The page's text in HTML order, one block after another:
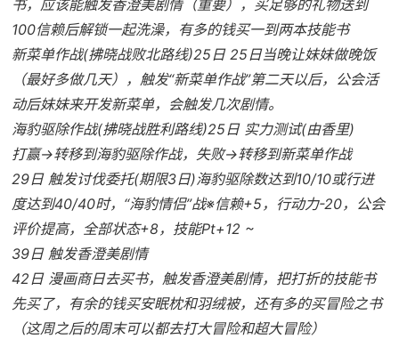
书，应该能触发香澄美剧情（重要），买足够的礼物送到
100信赖后解锁一起洗澡，有多的钱买一到两本技能书
新菜单作战(拂晓战败北路线)25日 25日当晚让妹妹做晚饭
（最好多做几天），触发“新菜单作战”第二天以后，公会活
动后妹妹来开发新菜单，会触发几次剧情。
海豹驱除作战(拂晓战胜利路线)25日 实力测试(由香里)
打赢→转移到海豹驱除作战，失败→转移到新菜单作战
29日 触发讨伐委托(期限3日)海豹驱除数达到10/10或行进
度达到40/40时，“海豹情侣”战※信赖+5，行动力-20，公会
评价提高，全部状态+8，技能Pt+12 ~
39日 触发香澄美剧情
42日 漫画商日去买书，触发香澄美剧情，把打折的技能书
先买了，有余的钱买安眠枕和羽绒被，还有多的买冒险之书
（这周之后的周末可以都去打大冒险和超大冒险）